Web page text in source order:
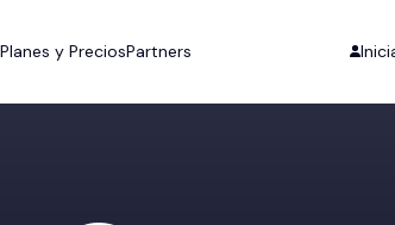
Planes y PreciosPartners